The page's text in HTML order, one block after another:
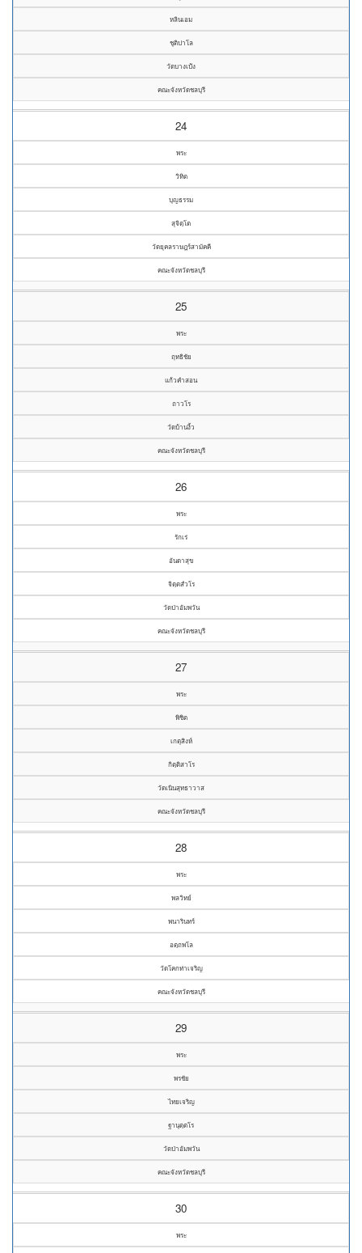
หลินเอม
ชุติปาโล
วัดบางเป้ง
คณะจังหวัดชลบุรี
24
พระ
วิทิต
บุญธรรม
สุจิตฺโต
วัดยุคลราษฎร์สามัคคี
คณะจังหวัดชลบุรี
25
พระ
ฤทธิชัย
แก้วคำสอน
ถาวโร
วัดบ้านงิ้ว
คณะจังหวัดชลบุรี
26
พระ
รักเร่
อันดาสุข
จิตฺตสํวโร
วัดป่าอัมพวัน
คณะจังหวัดชลบุรี
27
พระ
พิชิต
เกตุสิงห์
กิตฺติสาโร
วัดเนินสุทธาวาส
คณะจังหวัดชลบุรี
28
พระ
พลวิทย์
พนารินทร์
อตฺถพโล
วัดโคกท่าเจริญ
คณะจังหวัดชลบุรี
29
พระ
พรชัย
ไทยเจริญ
ฐานุตฺตโร
วัดป่าอัมพวัน
คณะจังหวัดชลบุรี
30
พระ